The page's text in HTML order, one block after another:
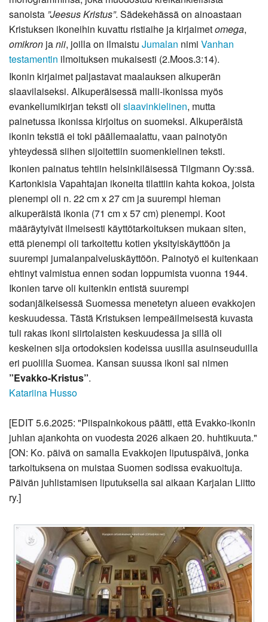
sanoista ”Jeesus Kristus”. Sädekehässä on ainoastaan
Kristuksen ikoneihin kuvattu ristiaihe ja kirjaimetomega,
omikron janii, joilla on ilmaistu Jumalan nimi Vanhan
testamentin ilmoituksen mukaisesti (2.Moos.3:14).
Ikonin kirjaimet paljastavat maalauksen alkuperän
slaavilaiseksi. Alkuperäisessä malli-ikonissa myös
evankeliumikirjan teksti oli slaavinkielinen, mutta
painetussa ikonissa kirjoitus on suomeksi. Alkuperäistä
ikonin tekstiä ei toki päällemaalattu, vaan painotyön
yhteydessä siihen sijoitettiin suomenkielinen teksti.
Ikonien painatus tehtiin helsinkiläisessä Tilgmann Oy:ssä.
Kartonkisia Vapahtajan ikoneita tilattiin kahta kokoa, joista
pienempi oli n. 22 cm x 27 cm ja suurempi hieman
alkuperäistä ikonia (71 cm x 57 cm) pienempi. Koot
määräytyivät ilmeisesti käyttötarkoituksen mukaan siten,
että pienempi oli tarkoitettu kotien yksityiskäyttöön ja
suurempi jumalanpalveluskäyttöön. Painotyö ei kuitenkaan
ehtinyt valmistua ennen sodan loppumista vuonna 1944.
Ikonien tarve oli kuitenkin entistä suurempi
sodanjälkeisessä Suomessa menetetyn alueen evakkojen
keskuudessa. Tästä Kristuksen lempeäilmeisestä kuvasta
tuli rakas ikoni siirtolaisten keskuudessa ja sillä oli
keskeinen sija ortodoksien kodeissa uusilla asuinseuduilla
eri puolilla Suomea. Kansan suussa ikoni sai nimen
”Evakko-Kristus”.
Katariina Husso
[EDIT 5.6.2025: "Piispainkokous päätti, että Evakko-ikonin
juhlan ajankohta on vuodesta 2026 alkaen 20. huhtikuuta."
[ON: Ko. päivä on samalla Evakkojen liputuspäivä, jonka
tarkoituksena on muistaa Suomen sodissa evakuoituja.
Päivän juhlistamisen liputuksella sai aikaan Karjalan Liitto
ry.]